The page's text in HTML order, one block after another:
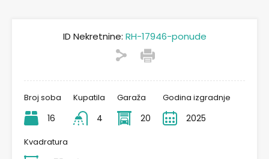
ID Nekretnine: RH-17946-ponude
Broj soba
16
Kupatila
4
Garaža
20
Godina izgradnje
2025
Kvadratura